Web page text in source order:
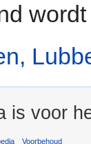
is voor
Voorbehoud